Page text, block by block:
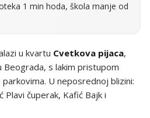
1 min hoda, škola manje od
u kvartu Cvetkova pijaca,
s lakim pristupom
U neposrednoj blizini:
čuperak, Kafić Bajk i